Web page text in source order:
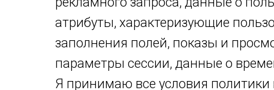
атрибуты, характеризующие
заполнения полей, показы и
параметры сессии, данные о
Я принимаю все условия